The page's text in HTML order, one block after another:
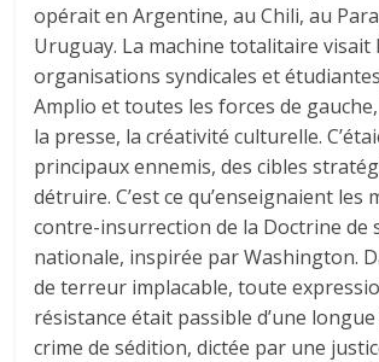
opérait en Argentine, au Chili, au
Uruguay. La machine totalitaire visait
organisations syndicales et
Amplio et toutes les forces de
la presse, la créativité culturelle.
principaux ennemis, des cibles
détruire. C’est ce qu’enseignaient les
contre-insurrection de la Doctrine de
nationale, inspirée par Washington.
de terreur implacable, toute
résistance était passible d’une
crime de sédition, dictée par une